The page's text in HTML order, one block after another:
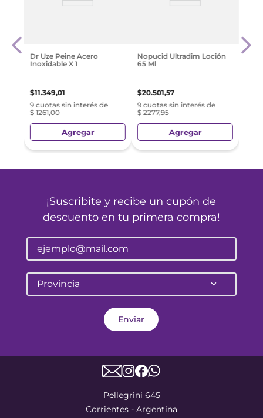
Dr Uze Peine Acero
Inoxidable X 1
$11.349,01
9 cuotas sin interés de
$ 1261,00
Agregar
Nopucid Ultradim Loción
65 Ml
$20.501,57
9 cuotas sin interés de
$ 2277,95
Agregar
$
¡Suscribite y recibe un cupón de
descuento en tu primera compra!
Provincia
Enviar
Pellegrini 645
Corrientes - Argentina